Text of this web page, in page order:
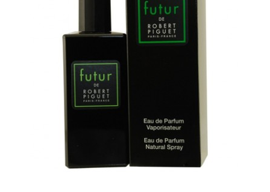
Acqua di Sardegna
Aerin Lauder